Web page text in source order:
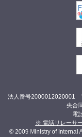
法人番号2000012020001
央合
電
※ 電話リレーサ
© 2009 Ministry of Internal